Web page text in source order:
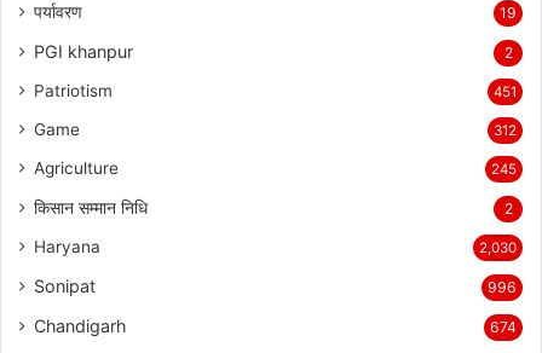
पर्यावरण 19
PGI khanpur 2
Patriotism 451
Game 312
Agriculture 245
किसान सम्मान निधि 2
Haryana 2,030
Sonipat 996
Chandigarh 674